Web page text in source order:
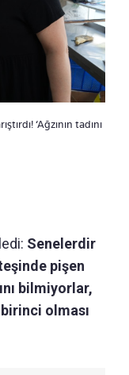
‘Ağzının tadını
Senelerdir
pişen
bilmiyorlar,
olması